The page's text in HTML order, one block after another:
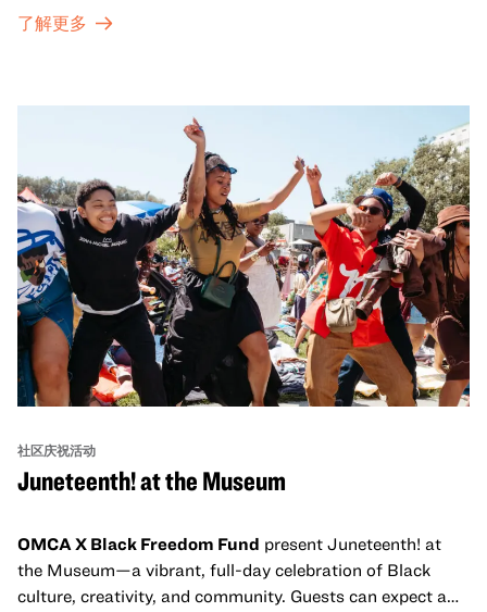
通过亲身参与和虚拟的治疗圈来相互支持。
了解更多
社区庆祝活动
Juneteenth! at the Museum
OMCA X Black Freedom Fund present Juneteenth! at
the Museum—a vibrant, full-day celebration of Black
culture, creativity, and community. Guests can expect a